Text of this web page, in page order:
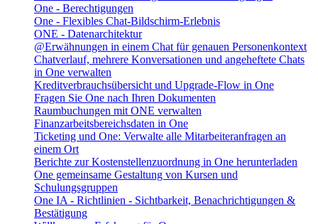
One - Berechtigungen
One - Flexibles Chat-Bildschirm-Erlebnis
ONE - Datenarchitektur
@Erwähnungen in einem Chat für genauen Personenkontext
Chatverlauf, mehrere Konversationen und angeheftete Chats
in One verwalten
Kreditverbrauchsübersicht und Upgrade-Flow in One
Fragen Sie One nach Ihren Dokumenten
Raumbuchungen mit ONE verwalten
Finanzarbeitsbereichsdaten in One
Ticketing und One: Verwalte alle Mitarbeiteranfragen an
einem Ort
Berichte zur Kostenstellenzuordnung in One herunterladen
One gemeinsame Gestaltung von Kursen und
Schulungsgruppen
One IA - Richtlinien - Sichtbarkeit, Benachrichtigungen &
Bestätigung